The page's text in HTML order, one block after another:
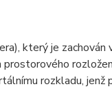
který je zachován
rozkladu, jenž